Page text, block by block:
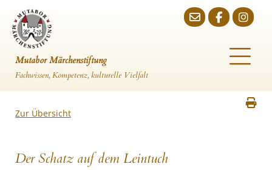
Mutabor Märchenstiftung
Fachwissen, Kompetenz, kulturelle Vielfalt
Zur Übersicht
Der Schatz auf dem Leintuch